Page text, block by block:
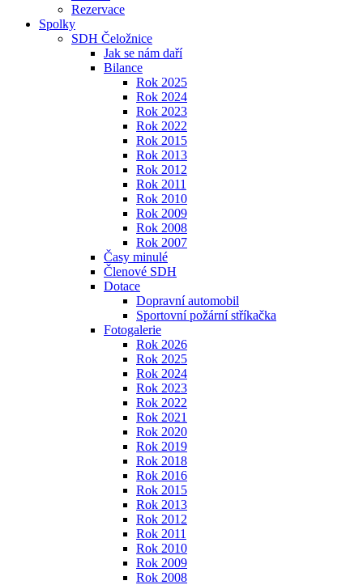
Rezervace
Spolky
SDH Čeložnice
Jak se nám daří
Bilance
Rok 2025
Rok 2024
Rok 2023
Rok 2022
Rok 2015
Rok 2013
Rok 2012
Rok 2011
Rok 2010
Rok 2009
Rok 2008
Rok 2007
Časy minulé
Členové SDH
Dotace
Dopravní automobil
Sportovní požární stříkačka
Fotogalerie
Rok 2026
Rok 2025
Rok 2024
Rok 2023
Rok 2022
Rok 2021
Rok 2020
Rok 2019
Rok 2018
Rok 2016
Rok 2015
Rok 2013
Rok 2012
Rok 2011
Rok 2010
Rok 2009
Rok 2008